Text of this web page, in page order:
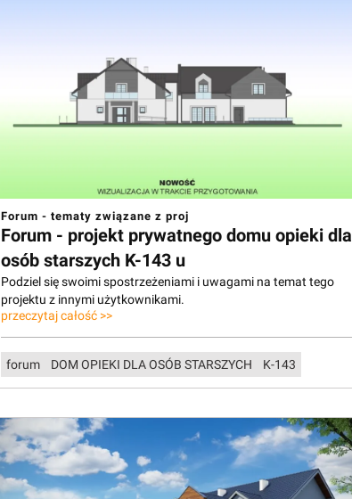
Forum - tematy związane z proj
Forum - projekt prywatnego domu opieki dla
osób starszych K-143 u
Podziel się swoimi spostrzeżeniami i uwagami na temat tego
projektu z innymi użytkownikami.
przeczytaj całość >>
forum DOM OPIEKI DLA OSÓB STARSZYCH K-143